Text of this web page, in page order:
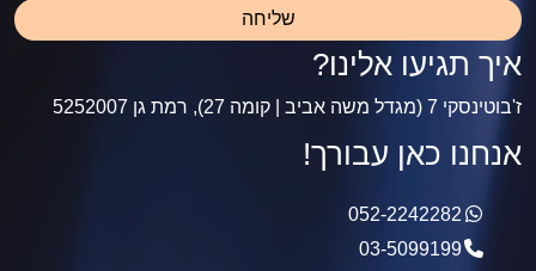
איך תגיעו אלינו?
ז'בוטינסקי 7 (מגדל משה אביב | קומה 27), רמת גן 5252007
אנחנו כאן עבורך!
052-2242282
03-5099199